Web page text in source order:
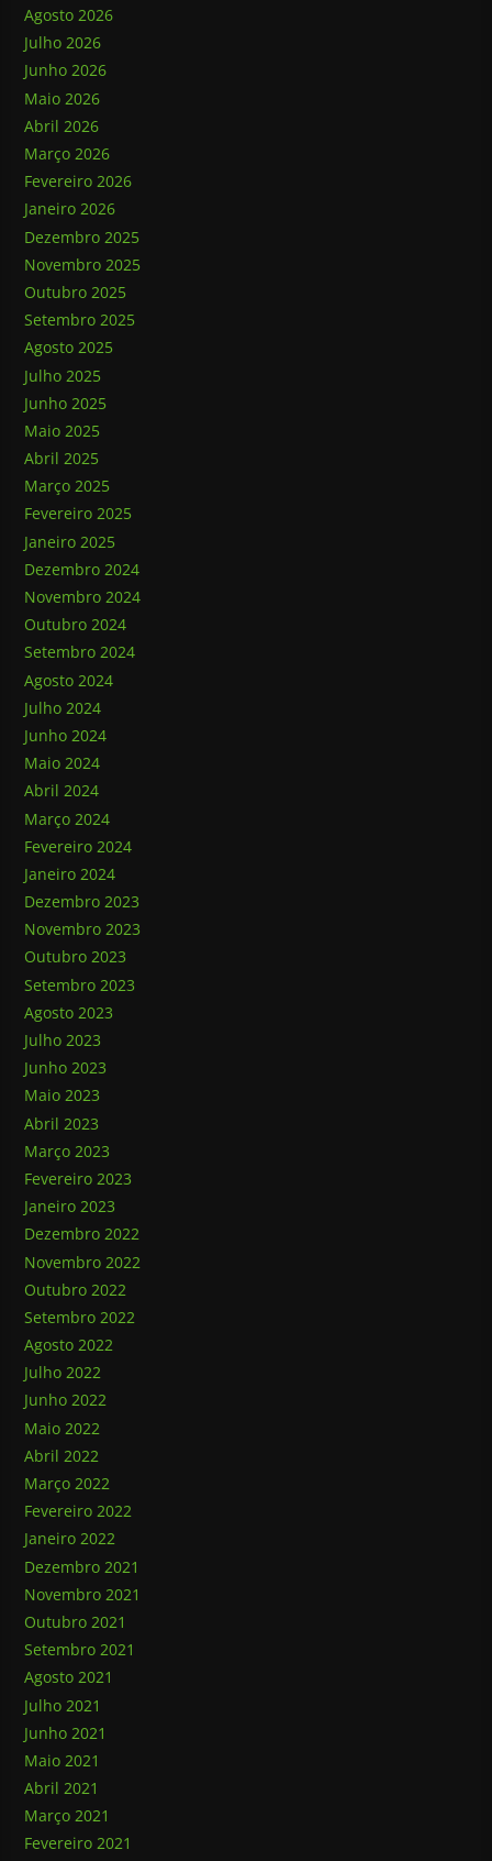
Agosto 2026
Julho 2026
Junho 2026
Maio 2026
Abril 2026
Março 2026
Fevereiro 2026
Janeiro 2026
Dezembro 2025
Novembro 2025
Outubro 2025
Setembro 2025
Agosto 2025
Julho 2025
Junho 2025
Maio 2025
Abril 2025
Março 2025
Fevereiro 2025
Janeiro 2025
Dezembro 2024
Novembro 2024
Outubro 2024
Setembro 2024
Agosto 2024
Julho 2024
Junho 2024
Maio 2024
Abril 2024
Março 2024
Fevereiro 2024
Janeiro 2024
Dezembro 2023
Novembro 2023
Outubro 2023
Setembro 2023
Agosto 2023
Julho 2023
Junho 2023
Maio 2023
Abril 2023
Março 2023
Fevereiro 2023
Janeiro 2023
Dezembro 2022
Novembro 2022
Outubro 2022
Setembro 2022
Agosto 2022
Julho 2022
Junho 2022
Maio 2022
Abril 2022
Março 2022
Fevereiro 2022
Janeiro 2022
Dezembro 2021
Novembro 2021
Outubro 2021
Setembro 2021
Agosto 2021
Julho 2021
Junho 2021
Maio 2021
Abril 2021
Março 2021
Fevereiro 2021